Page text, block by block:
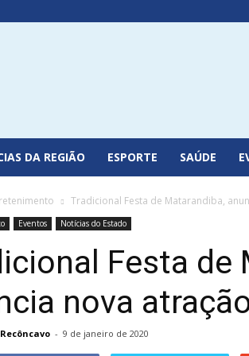
DA REGIÃO ESPORTE SAÚDE
Tradicional Festa de Matarandiba,
Eventos Notícias do Estado
Festa de
nova
- 9 de janeiro de 2020